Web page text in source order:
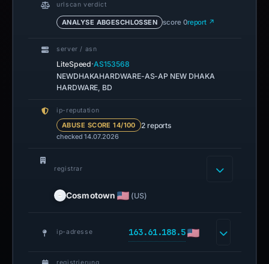
urlscan verdict
ANALYSE ABGESCHLOSSEN score 0report ↗
server / asn
LiteSpeed·AS153568
NEWDHAKAHARDWARE-AS-AP NEW DHAKA
HARDWARE, BD
ip-reputation
ABUSE SCORE 14/100 2 reports
checked 14.07.2026
registrar
Cosmotown (US)
ip-adresse 163.61.188.5